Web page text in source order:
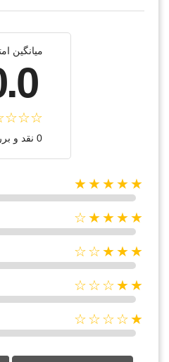
میانگین
0 نقد و بررسی
★★★★★
★★★★☆
★★★☆☆
★★☆☆☆
★☆☆☆☆